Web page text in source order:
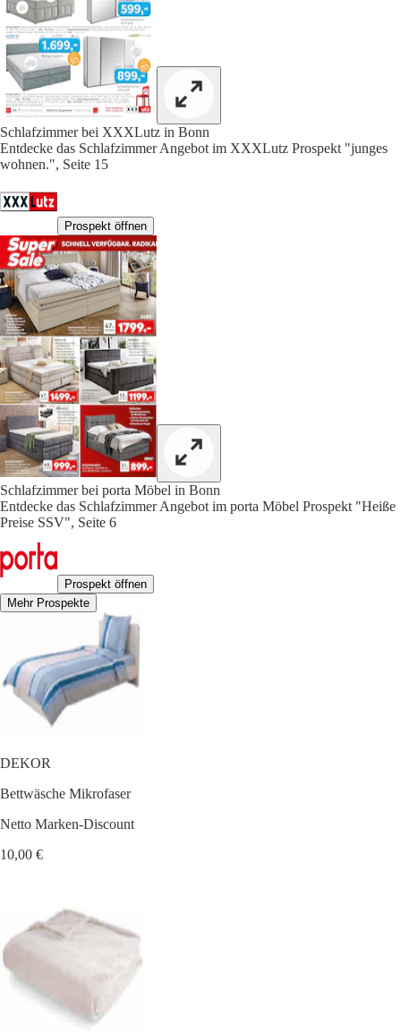
Schlafzimmer bei XXXLutz in Bonn
Entdecke das Schlafzimmer Angebot im XXXLutz Prospekt "junges
wohnen.", Seite 15
Prospekt öffnen
Schlafzimmer bei porta Möbel in Bonn
Entdecke das Schlafzimmer Angebot im porta Möbel Prospekt "Heiße
Preise SSV", Seite 6
Prospekt öffnen
Mehr Prospekte
DEKOR
Bettwäsche Mikrofaser
Netto Marken-Discount
10,00 €